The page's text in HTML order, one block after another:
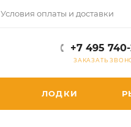
Условия оплаты и доставки
+7 495
ЗАКАЗАТЬ
ЛОДКИ